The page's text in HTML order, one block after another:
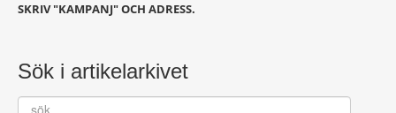
SKRIV "KAMPANJ" OCH ADRESS.
Sök i artikelarkivet
sök...